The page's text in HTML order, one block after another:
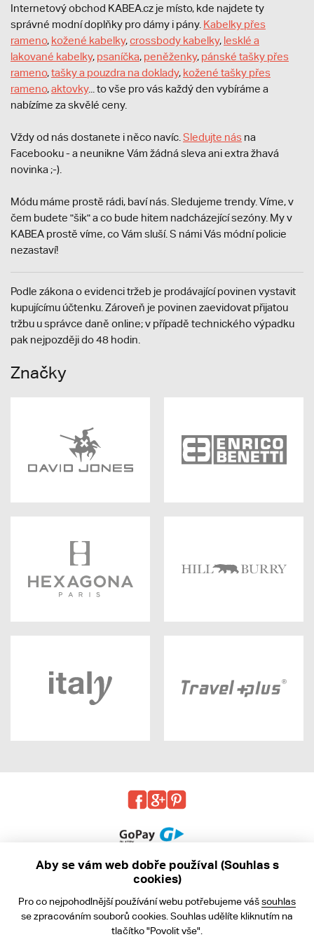
Internetový obchod KABEA.cz je místo, kde najdete ty
správné modní doplňky pro dámy i pány. Kabelky přes
rameno, kožené kabelky,crossbody kabelky, lesklé a
lakované kabelky, psaníčka, peněženky, pánské tašky přes
rameno,tašky a pouzdra na doklady, kožené tašky přes
rameno,aktovky... to vše pro vás každý den vybíráme a
nabízíme za skvělé ceny.
Vždy od nás dostanete i něco navíc. Sledujte nás na
Facebooku - a neunikne Vám žádná sleva ani extra žhavá
novinka ;-).
Módu máme prostě rádi, baví nás. Sledujeme trendy. Víme, v
čem budete "šik" a co bude hitem nadcházející sezóny. My v
KABEA prostě víme, co Vám sluší. S námi Vás módní policie
nezastaví!
Podle zákona o evidenci tržeb je prodávající povinen vystavit
kupujícímu účtenku. Zároveň je povinen zaevidovat přijatou
tržbu u správce daně online; v případě technického výpadku
pak nejpozději do 48 hodin.
Značky
Obchodní podmínky
Ochrana osobních údajů
Aby se vám web dobře používal (Souhlas s
cookies)
Pro co nejpohodlnější používání webu potřebujeme vášsouhlas
se zpracováním souborů cookies. Souhlas udělíte kliknutím na
tlačítko "Povolit vše".